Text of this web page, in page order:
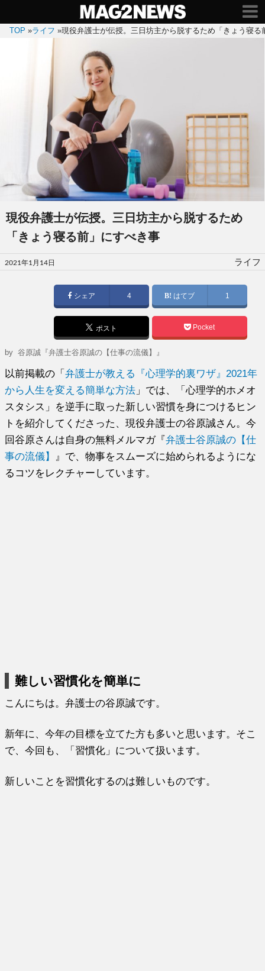
TOP »ライフ »現役弁護士が伝授。三日坊主から脱するため「きょう寝る
現役弁護士が伝授。三日坊主から脱するため
「きょう寝る前」にすべき事
投
稿
2021年1月14日 ライフ
シェア 4 はてブ 1
ポスト Pocket
by谷原誠『弁護士谷原誠の【仕事の流儀】』
以前掲載の「弁護士が教える『心理学的裏ワザ』2021年
から人生を変える簡単な方法 」では、「心理学的ホメオ
スタシス」を逆手に取った新しい習慣を身につけるヒン
トを紹介してくださった、現役弁護士の谷原誠さん。今
回谷原さんは自身の無料メルマガ『弁護士谷原誠の【仕
事の流儀】
』で、物事をスムーズに始められるようにな
るコツをレクチャーしています。
難しい習慣化を簡単に
こんにちは。弁護士の谷原誠です。
新年に、今年の目標を立てた方も多いと思います。そこ
で、今回も、「習慣化」について扱います。
新しいことを習慣化するのは難しいものです。